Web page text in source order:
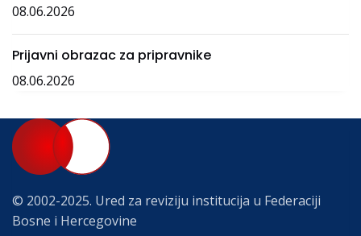
08.06.2026
Prijavni obrazac za pripravnike
08.06.2026
© 2002-2025. Ured za reviziju institucija u Federaciji
Bosne i Hercegovine